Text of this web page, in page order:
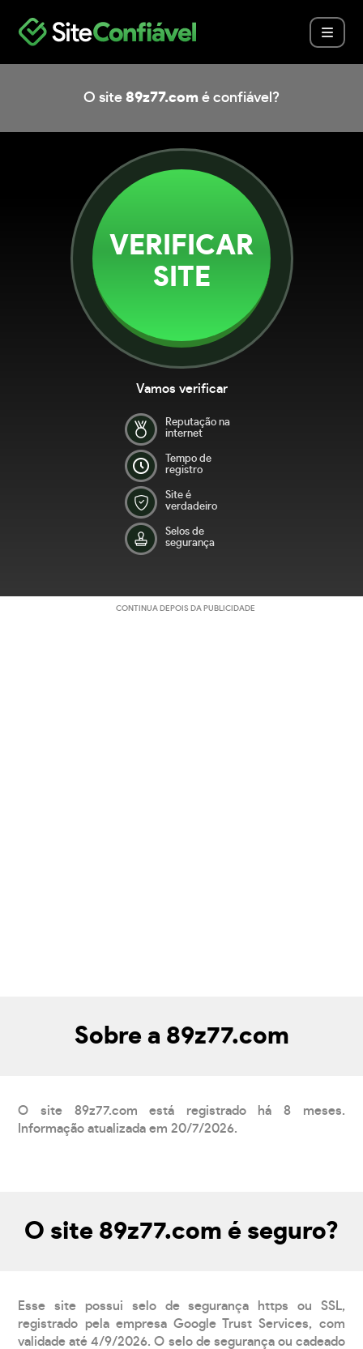
O site 89z77.com é confiável?
VERIFICAR
SITE
Vamos verificar
Reputação na
internet
Tempo de
registro
Site é
verdadeiro
Selos de
segurança
CONTINUA DEPOIS DA PUBLICIDADE
Sobre a 89z77.com
O site 89z77.com está registrado há 8 meses.
Informação atualizada em 20/7/2026.
O site 89z77.com é seguro?
Esse site possui selo de segurança https ou SSL,
registrado pela empresa Google Trust Services, com
validade até 4/9/2026. O selo de segurança ou cadeado